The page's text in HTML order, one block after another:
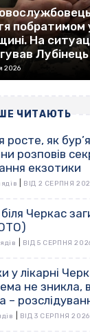
побратимом
На
Лубінець
2026
ЧИТАЮТЬ
як
розповів
екзотики
ВІД 2 СЕРПНЯ
Черкас
ВІД 5 СЕРПНЯ
у лікарні
не зникла,
–
ВІД 3 СЕРПНЯ 2026